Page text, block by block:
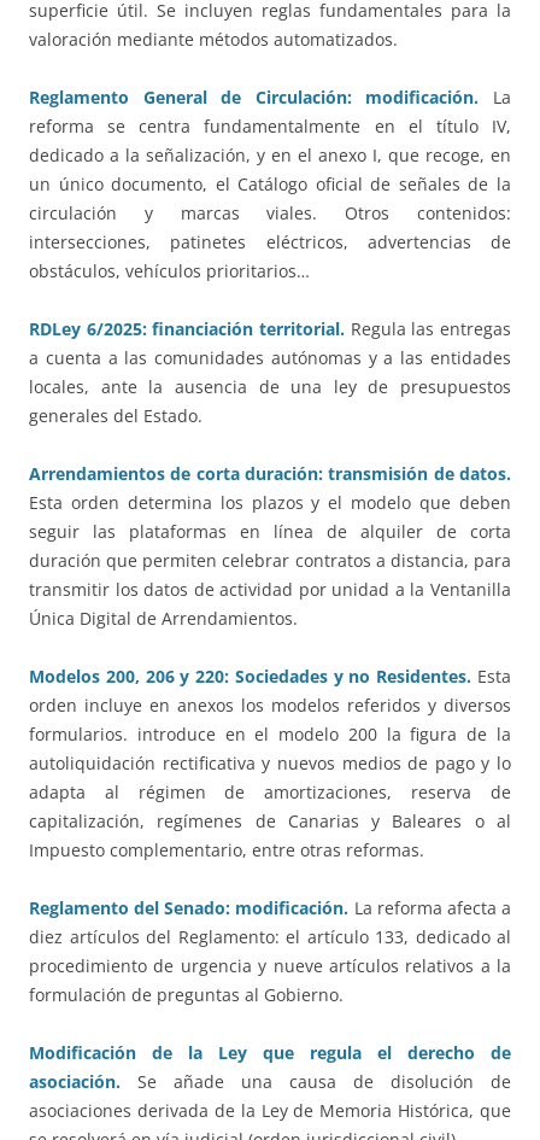
superficie útil. Se incluyen reglas fundamentales para la
valoración mediante métodos automatizados.
Reglamento General de Circulación: modificación. La
reforma se centra fundamentalmente en el título IV,
dedicado a la señalización, y en el anexo I, que recoge, en
un único documento, el Catálogo oficial de señales de la
circulación y marcas viales. Otros contenidos:
intersecciones, patinetes eléctricos, advertencias de
obstáculos, vehículos prioritarios…
RDLey 6/2025: financiación territorial. Regula las entregas
a cuenta a las comunidades autónomas y a las entidades
locales, ante la ausencia de una ley de presupuestos
generales del Estado.
Arrendamientos de corta duración: transmisión de datos.
Esta orden determina los plazos y el modelo que deben
seguir las plataformas en línea de alquiler de corta
duración que permiten celebrar contratos a distancia, para
transmitir los datos de actividad por unidad a la Ventanilla
Única Digital de Arrendamientos.
Modelos 200, 206 y 220: Sociedades y no Residentes. Esta
orden incluye en anexos los modelos referidos y diversos
formularios. introduce en el modelo 200 la figura de la
autoliquidación rectificativa y nuevos medios de pago y lo
adapta al régimen de amortizaciones, reserva de
capitalización, regímenes de Canarias y Baleares o al
Impuesto complementario, entre otras reformas.
Reglamento del Senado: modificación. La reforma afecta a
diez artículos del Reglamento: el artículo 133, dedicado al
procedimiento de urgencia y nueve artículos relativos a la
formulación de preguntas al Gobierno.
Modificación de la Ley que regula el derecho de
asociación. Se añade una causa de disolución de
asociaciones derivada de la Ley de Memoria Histórica, que